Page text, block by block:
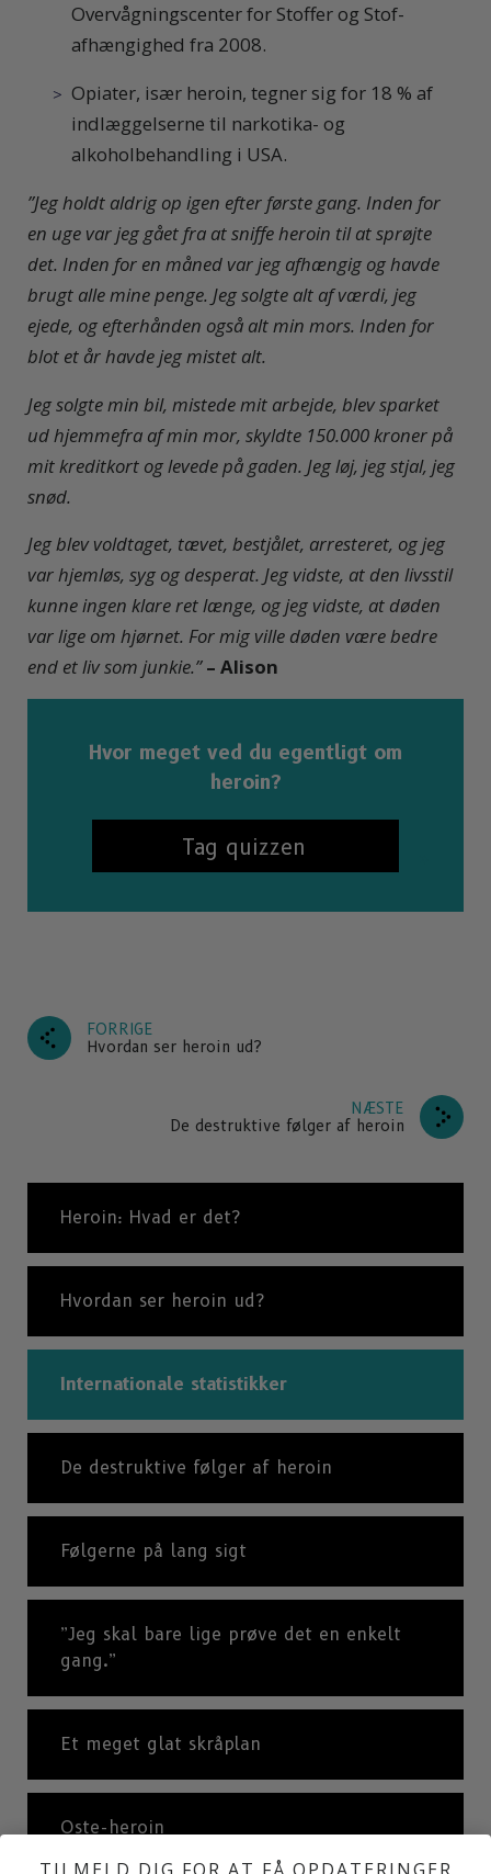
Overvågningscenter for Stoffer og Stof­
afhængighed fra 2008.
Opiater, især heroin, tegner sig for 18 % af
indlæggelserne til narkotika- og
alkoholbehandling i USA.
”Jeg holdt aldrig op igen efter første gang. Inden for
en uge var jeg gået fra at sniffe heroin til at sprøjte
det. Inden for en måned var jeg afhængig og havde
brugt alle mine penge. Jeg solgte alt af værdi, jeg
ejede, og efterhånden også alt min mors. Inden for
blot et år havde jeg mistet alt.
Jeg solgte min bil, mistede mit arbejde, blev sparket
ud hjemmefra af min mor, skyldte 150.000 kroner på
mit kreditkort og levede på gaden. Jeg løj, jeg stjal, jeg
snød.
Jeg blev voldtaget, tævet, bestjålet, arresteret, og jeg
var hjemløs, syg og desperat. Jeg vidste, at den livsstil
kunne ingen klare ret længe, og jeg vidste, at døden
var lige om hjørnet. For mig ville døden være bedre
end et liv som junkie.”– Alison
Hvor meget ved du egentligt om
heroin?
Tag quizzen
FORRIGE
Hvordan ser heroin ud?
NÆSTE
De destruktive følger af heroin
Heroin: Hvad er det?
Hvordan ser heroin ud?
Internationale statistikker
De destruktive følger af heroin
Følgerne på lang sigt
”Jeg skal bare lige prøve det en enkelt
gang.”
Et meget glat skråplan
Oste-heroin